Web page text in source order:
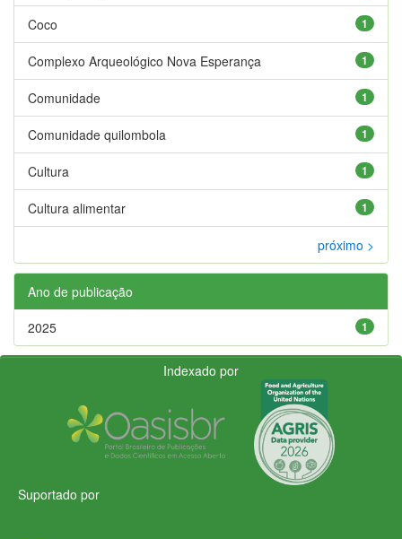
1
Coco
1
Complexo Arqueológico Nova Esperança
1
Comunidade
1
Comunidade quilombola
1
Cultura
1
Cultura alimentar
próximo >
Ano de publicação
1
2025
Indexado por
Suportado por